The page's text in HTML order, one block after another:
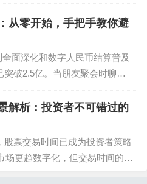
数字：沪深300市盈率百
板块的过山车行情给出鲜
元，机构席位却扫货8.3
，就得学会在朋友圈刷
表——那些负债率低于4
企，正在等你捡带血的筹
...从零开始，手把手教你避
面深化和数字人民币结算普及
破2.5亿。当朋友聚会时聊
解析：投资者不可错过的
票交易时间已成为投资者策略
场更趋数字化，但交易时间的变